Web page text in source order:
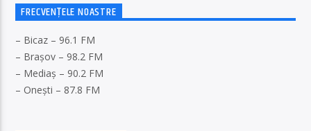
FRECVENȚELE NOASTRE
– Bicaz – 96.1 FM
– Brașov – 98.2 FM
– Mediaș – 90.2 FM
– Onești – 87.8 FM